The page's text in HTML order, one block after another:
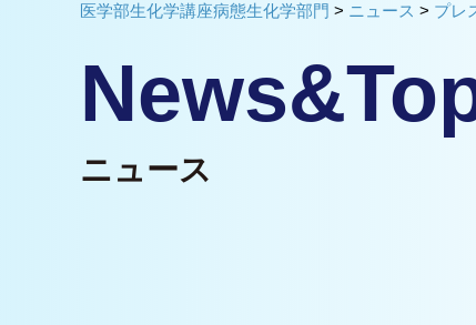
医学部生化学講座病態生化学部門 > ニュース > プレ
ニュース